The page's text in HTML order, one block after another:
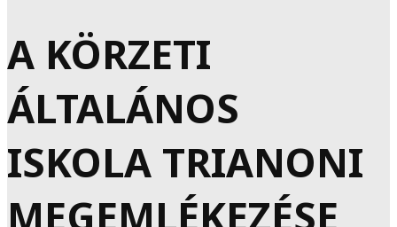
A KÖRZETI
ÁLTALÁNOS
ISKOLA TRIANONI
MEGEMLÉKEZÉSE